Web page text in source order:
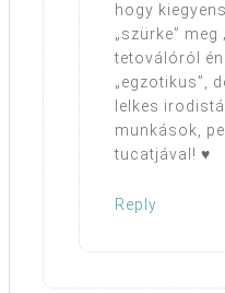
hogy
„szürke” meg
tetoválóról
„egzotikus”,
lelkes
munkások,
tucatjával! ♥
Reply